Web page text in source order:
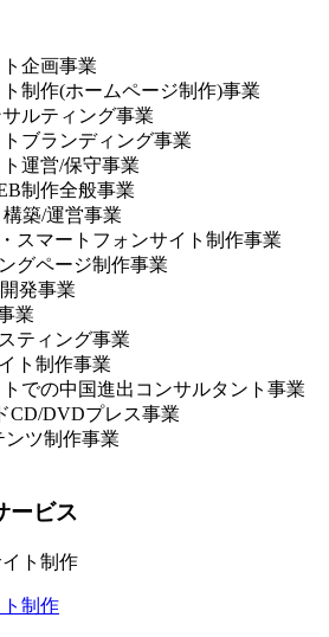
ト企画事業
ト制作(ホームページ制作)事業
サルティング事業
トブランディング事業
ト運営/保守事業
制作全般事業
構築/運営事業
スマートフォンサイト制作事業
グページ制作事業
発事業
業
ティング事業
ト制作事業
トでの中国進出コンサルタント事業
CD/DVDプレス事業
ンツ制作事業
ービス
制作